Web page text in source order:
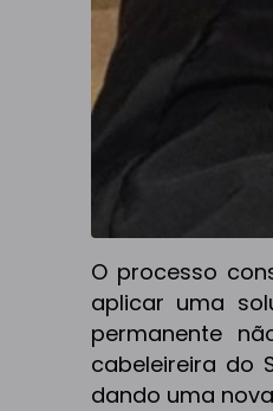
O processo
aplicar uma
permanente
cabeleireira do
dando uma